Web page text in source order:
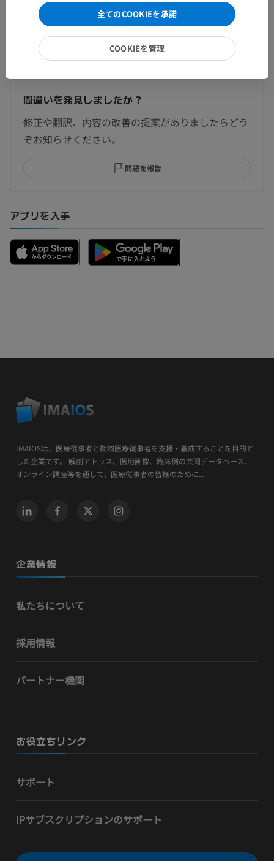
間違いを発見しましたか？
修正や翻訳、内容の改善の提案がありましたらどう
ぞお知らせください。
問題を報告
アプリを入手
IMAIOSは、医療従事者と動物医療従事者を支援・養成することを目的と
した企業です。 解剖アトラス、医用画像、臨床例の共同データベース、
オンライン講座等を通して、医療従事者の皆様のために...
企業情報
私たちについて
採用情報
パートナー機関
お役立ちリンク
サポート
IPサブスクリプションのサポート
全てのCOOKIEを承諾
COOKIEを管理